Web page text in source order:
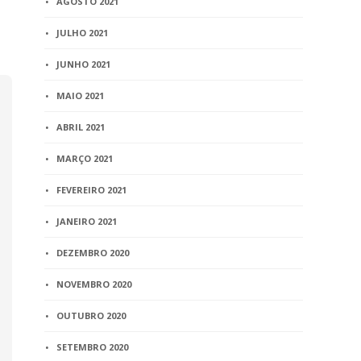
JULHO 2021
JUNHO 2021
MAIO 2021
ABRIL 2021
MARÇO 2021
FEVEREIRO 2021
JANEIRO 2021
DEZEMBRO 2020
NOVEMBRO 2020
OUTUBRO 2020
SETEMBRO 2020